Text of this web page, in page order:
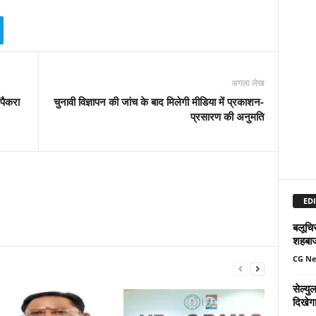
अगला लेख
चुनावी विज्ञापन की जांच के बाद मिलेगी मीडिया में प्रकाशन-
प्रसारण की अनुमति
CG